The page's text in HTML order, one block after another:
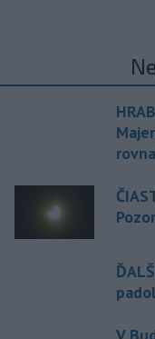
V